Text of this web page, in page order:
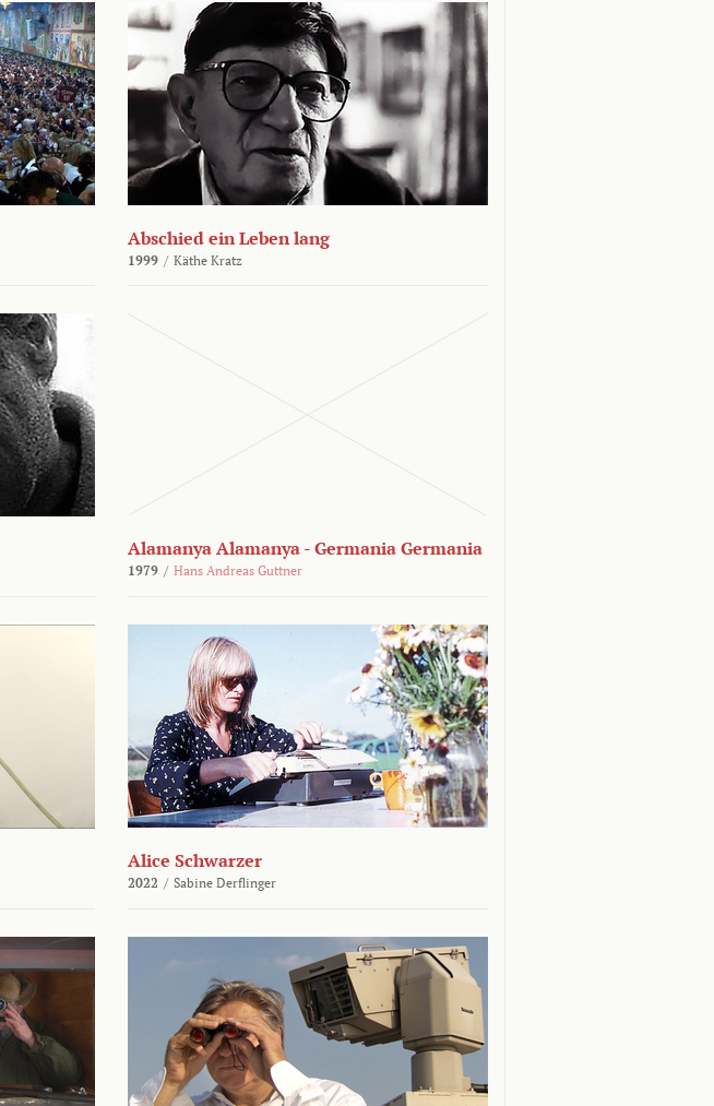
Abschied ein Leben lang
1999 / Käthe Kratz
Alamanya Alamanya - Germania Germania
1979 / Hans Andreas Guttner
Alice Schwarzer
2022 / Sabine Derflinger